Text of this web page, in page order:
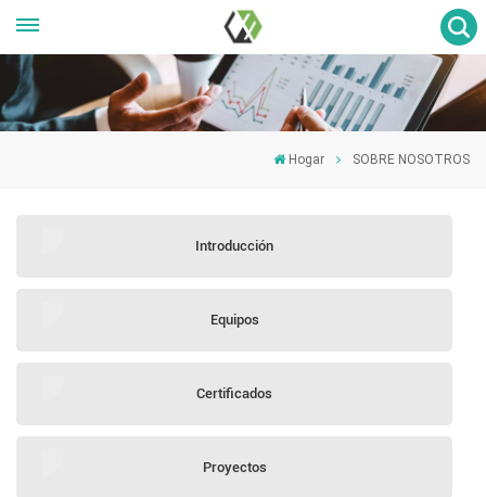
Hogar SOBRE NOSOTROS
Introducción
Equipos
Certificados
Proyectos